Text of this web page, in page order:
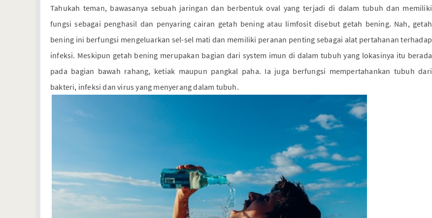
Tahukah teman, bawasanya sebuah jaringan dan berbentuk oval yang terjadi di dalam tubuh dan memiliki
fungsi sebagai penghasil dan penyaring cairan getah bening atau limfosit disebut getah bening. Nah, getah
bening ini berfungsi mengeluarkan sel-sel mati dan memiliki peranan penting sebagai alat pertahanan terhadap
infeksi. Meskipun getah bening merupakan bagian dari system imun di dalam tubuh yang lokasinya itu berada
pada bagian bawah rahang, ketiak maupun pangkal paha. Ia juga berfungsi mempertahankan tubuh dari
bakteri, infeksi dan virus yang menyerang dalam tubuh.